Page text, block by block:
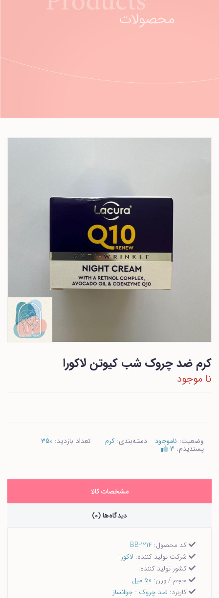
کرم ضد چروک شب کیوتن لاکورا
نا موجود
وضعیت: ناموجود دسته‌بندی: کرم تعداد بازدید: 350
پسندیدم: 3
مشخصات کالا
دیدگاه‌ها (0)
کد محصول: BB-1214
شرکت تولید کننده: لاکورا
کشور تولید کننده:
حجم / وزن: 50 میل
کاربرد: ضد چروک - جوانساز